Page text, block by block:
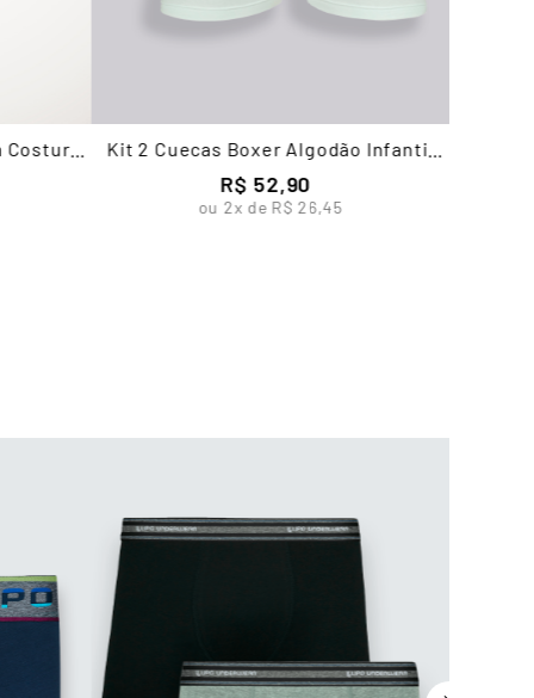
Kit 2 Cuecas Boxer Algodão Infantil
Masculina Lupo
R$ 52,90
ou 2x de R$ 26,45